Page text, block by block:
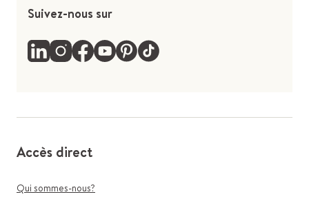
Suivez-nous sur
Accès direct
Qui sommes-nous?